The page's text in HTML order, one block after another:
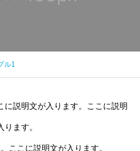
ブログ準備中1
ル1
に説明文が入ります。ここに説明
ります。
ここに説明文が入ります。